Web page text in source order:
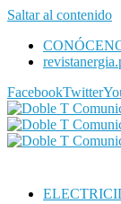
Saltar al contenido
FacebookTwitter